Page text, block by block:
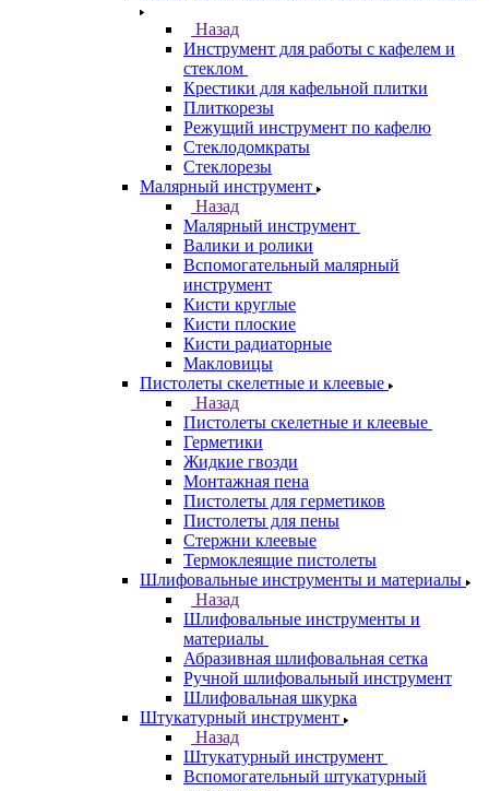
Назад
Инструмент для работы с кафелем и
стеклом
Крестики для кафельной плитки
Плиткорезы
Режущий инструмент по кафелю
Стеклодомкраты
Стеклорезы
Малярный инструмент
Назад
Малярный инструмент
Валики и ролики
Вспомогательный малярный
инструмент
Кисти круглые
Кисти плоские
Кисти радиаторные
Макловицы
Пистолеты скелетные и клеевые
Назад
Пистолеты скелетные и клеевые
Герметики
Жидкие гвозди
Монтажная пена
Пистолеты для герметиков
Пистолеты для пены
Стержни клеевые
Термоклеящие пистолеты
Шлифовальные инструменты и материалы
Назад
Шлифовальные инструменты и
материалы
Абразивная шлифовальная сетка
Ручной шлифовальный инструмент
Шлифовальная шкурка
Штукатурный инструмент
Назад
Штукатурный инструмент
Вспомогательный штукатурный